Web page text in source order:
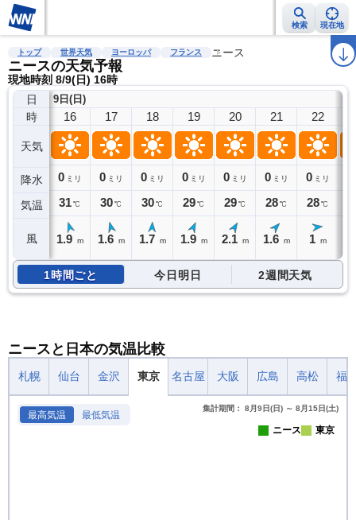
検索 現在地
雨雲レーダー 台風情報 地震情報 警報・注意報 ラ
トップ 世界天気 ヨーロッパ フランス ニース
ニースの天気予報
現地時刻 8/9(日) 16時
日
時
天気
降水
気温
風
9日(日)
16
0 ミリ
31℃
1.9 m
17
0 ミリ
30℃
1.6 m
18
0 ミリ
30℃
1.7 m
19
0 ミリ
29℃
1.9 m
20
0 ミリ
29℃
2.1 m
21
0 ミリ
28℃
1.6 m
22
0 ミリ
28℃
1 m
1時間ごと 今日明日 2週間天気
ニースと日本の気温比較
札幌 仙台 金沢 東京 名古屋 大阪 広島 高松 福
最高気温 最低気温
集計期間： 8月9日(日) ～ 8月15日(土)
ニース 東京